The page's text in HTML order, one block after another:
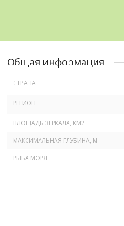
Общая информация
СТРАНА
РЕГИОН
ПЛОЩАДЬ ЗЕРКАЛА, КМ2
МАКСИМАЛЬНАЯ ГЛУБИНА, М
РЫБА МОРЯ